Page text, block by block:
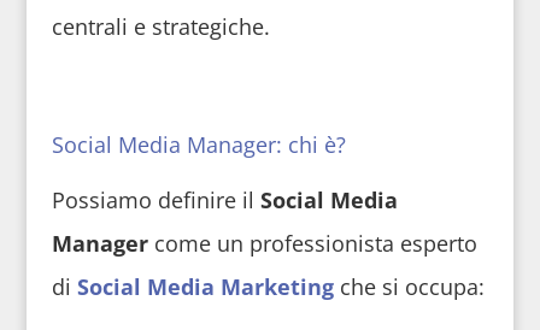
centrali e strategiche.
Social Media Manager: chi è?
Possiamo definire il Social Media
Managercome un professionista esperto
di Social Media Marketingche si occupa: